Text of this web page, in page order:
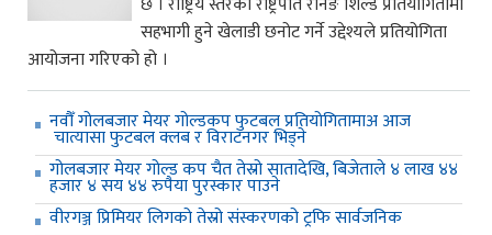
सहभागी हुने खेलाडी छनोट गर्ने उद्देश्यले प्रतियोगिता
आयोजना गरिएको हो ।
नवौँ गोलबजार मेयर गोल्डकप फुटबल प्रतियोगितामाअ आज
चात्यासा फुटबल क्लब र विराटनगर भिड्ने
गोलबजार मेयर गोल्ड कप चैत तेस्रो सातादेखि, बिजेताले ४ लाख ४४
हजार ४ सय ४४ रुपैया पुरस्कार पाउने
वीरगञ्ज प्रिमियर लिगको तेस्रो संस्करणको ट्रफि सार्वजनिक